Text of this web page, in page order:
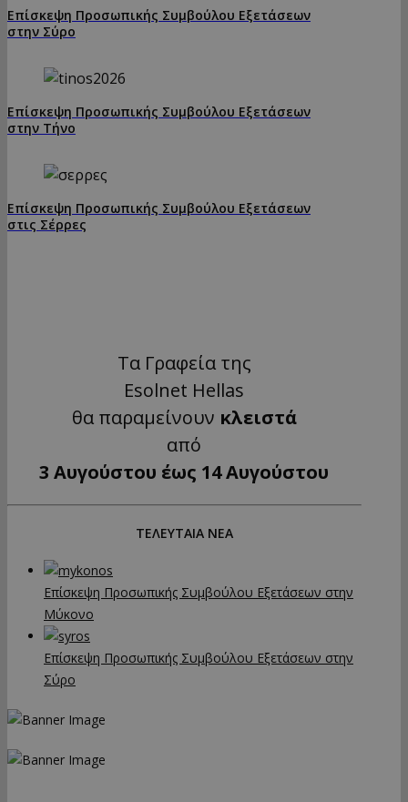
Επίσκεψη Προσωπικής Συμβούλου Εξετάσεων
στην Σύρο
Επίσκεψη Προσωπικής Συμβούλου Εξετάσεων
στην Τήνο
Επίσκεψη Προσωπικής Συμβούλου Εξετάσεων
στις Σέρρες
Τα Γραφεία της
Esolnet Hellas
θα παραμείνουν κλειστά
από
3 Αυγούστου έως 14 Αυγούστου
ΤΕΛΕΥΤΑΙΑ ΝΕΑ
Επίσκεψη Προσωπικής Συμβούλου Εξετάσεων στην
Μύκονο
Επίσκεψη Προσωπικής Συμβούλου Εξετάσεων στην
Σύρο